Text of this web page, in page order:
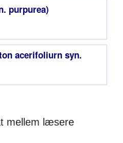
purpurea)
acerifoliurn syn.
mellem læsere